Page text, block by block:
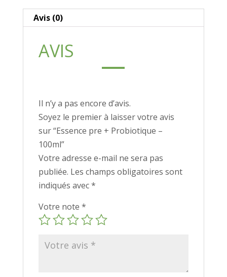
100ml
Avis (0)
AVIS
Il n’y a pas encore d’avis.
Soyez le premier à laisser votre avis
sur “Essence pre + Probiotique –
100ml”
Votre adresse e-mail ne sera pas
publiée. Les champs obligatoires sont
indiqués avec*
Votre note *